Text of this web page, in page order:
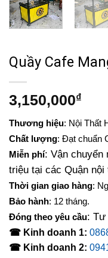
Quầy Cafe
3,150,000₫
Thương hiệu: Nội Thất
Chất lượng: Đạt chuẩn
Miễn phí: Vận chuyển
triệu tại các Quận nội
Thời gian giao hàng:
Bảo hành: 12 tháng.
Đóng theo yêu cầu: Tư
☎ Kinh doanh 1:
☎ Kinh doanh 2: